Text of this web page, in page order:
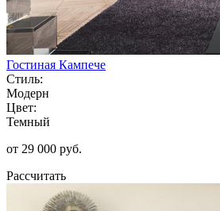
Гостиная Кампече
Стиль:
Модерн
Цвет:
Темный
от 29 000 руб.
Рассчитать